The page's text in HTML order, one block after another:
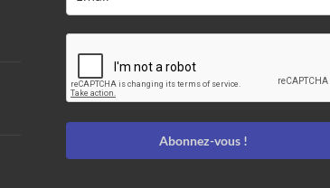
Abonnez-vous !